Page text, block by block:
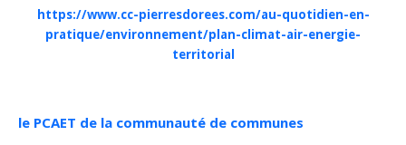
https://www.cc-pierresdorees.com/au-quotidien-en-
pratique/environnement/plan-climat-air-energie-
territorial
le PCAET de la communauté de communes